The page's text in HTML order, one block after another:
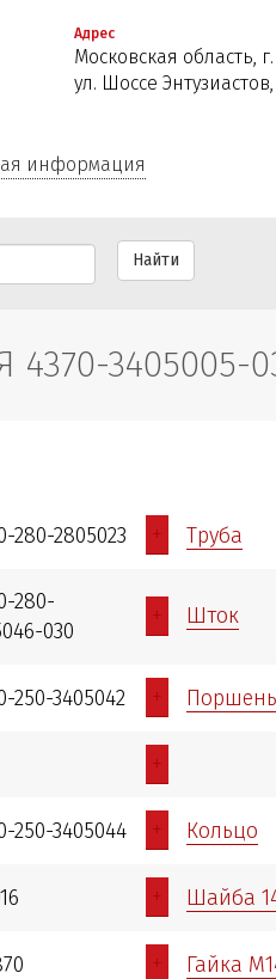
Адрес
Московская область,
ул. Шоссе
информация
Найти
3405005-
280-2805023 + Труба
280-
030
+ Шток
250-3405042 + Поршень
+
250-3405044 + Кольцо
+ Шайба
+ Гайка